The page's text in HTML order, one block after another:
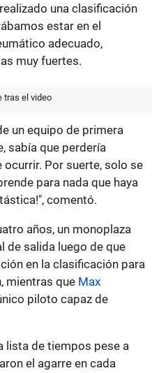
una clasificación
estar en el
adecuado,
muy fuertes.
tras el video
un equipo de primera
sabía que perdería
Por suerte, solo se
para nada que haya
comentó.
años, un monoplaza
de salida luego de que
en la clasificación para
mientras que Max
piloto capaz de
lista de tiempos pese a
el agarre en cada